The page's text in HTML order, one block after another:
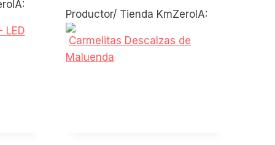
LED
Productor/ Tienda KmZeroIA:
Carmelitas Descalzas de
Maluenda